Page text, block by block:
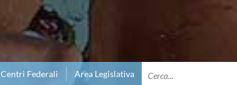
Centri Federali Area Legislativa